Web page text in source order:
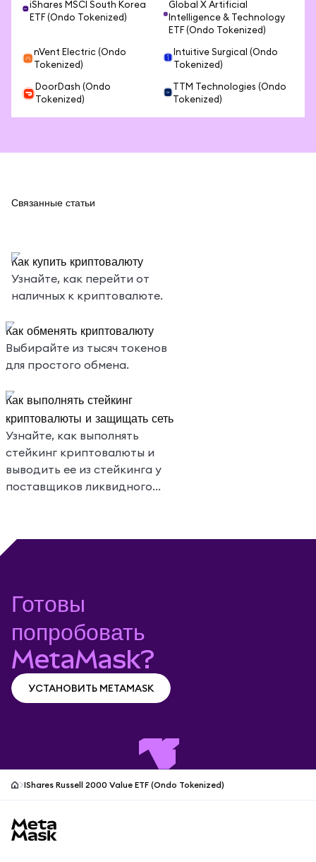
iShares MSCI South Korea
ETF (Ondo Tokenized)
Global X Artificial
Intelligence & Technology
ETF (Ondo Tokenized)
nVent Electric (Ondo
Tokenized)
Intuitive Surgical (Ondo
Tokenized)
DoorDash (Ondo
Tokenized)
TTM Technologies (Ondo
Tokenized)
Связанные статьи
Как купить криптовалюту
Узнайте, как перейти от
наличных к криптовалюте.
Как обменять криптовалюту
Выбирайте из тысяч токенов
для простого обмена.
Как выполнять стейкинг
криптовалюты и защищать сеть
Узнайте, как выполнять
стейкинг криптовалюты и
выводить ее из стейкинга у
поставщиков ликвидного
Готовы
попробовать
MetaMask?
УСТАНОВИТЬ METAMASK
IShares Russell 2000 Value ETF (Ondo Tokenized)